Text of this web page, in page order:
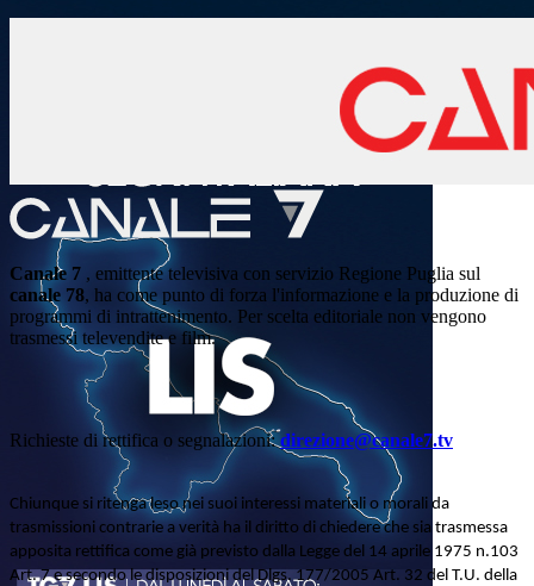
Canale 7 , emittente televisiva con servizio Regione Puglia sul
canale 78, ha come punto di forza l'informazione e la produzione di
programmi di intrattenimento. Per scelta editoriale non vengono
trasmessi televendite e film.
Richieste di rettifica o segnalazioni:direzione@canale7.tv
Chiunque si ritenga leso nei suoi interessi materiali o morali da
trasmissioni contrarie a verità ha il diritto di chiedere che sia trasmessa
apposita rettifica come già previsto dalla Legge del 14 aprile 1975 n.103
Art. 7 e secondo le disposizioni del Dlgs. 177/2005 Art. 32 del T.U. della